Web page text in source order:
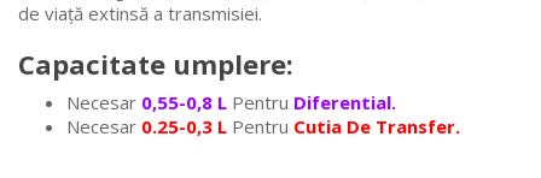
de viață extinsă a transmisiei.
Capacitate umplere:
Necesar 0,55-0,8 L Pentru Diferential.
Necesar 0.25-0,3 L Pentru Cutia De Transfer.